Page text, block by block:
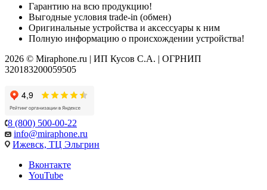
Гарантию на всю продукцию!
Выгодные условия trade-in (обмен)
Оригинальные устройства и аксессуары к ним
Полную информацию о происхождении устройства!
2026 © Miraphone.ru | ИП Кусов С.А. | ОГРНИП
320183200059505
8 (800) 500-00-22
info@miraphone.ru
Ижевск, ТЦ Эльгрин
Вконтакте
YouTube